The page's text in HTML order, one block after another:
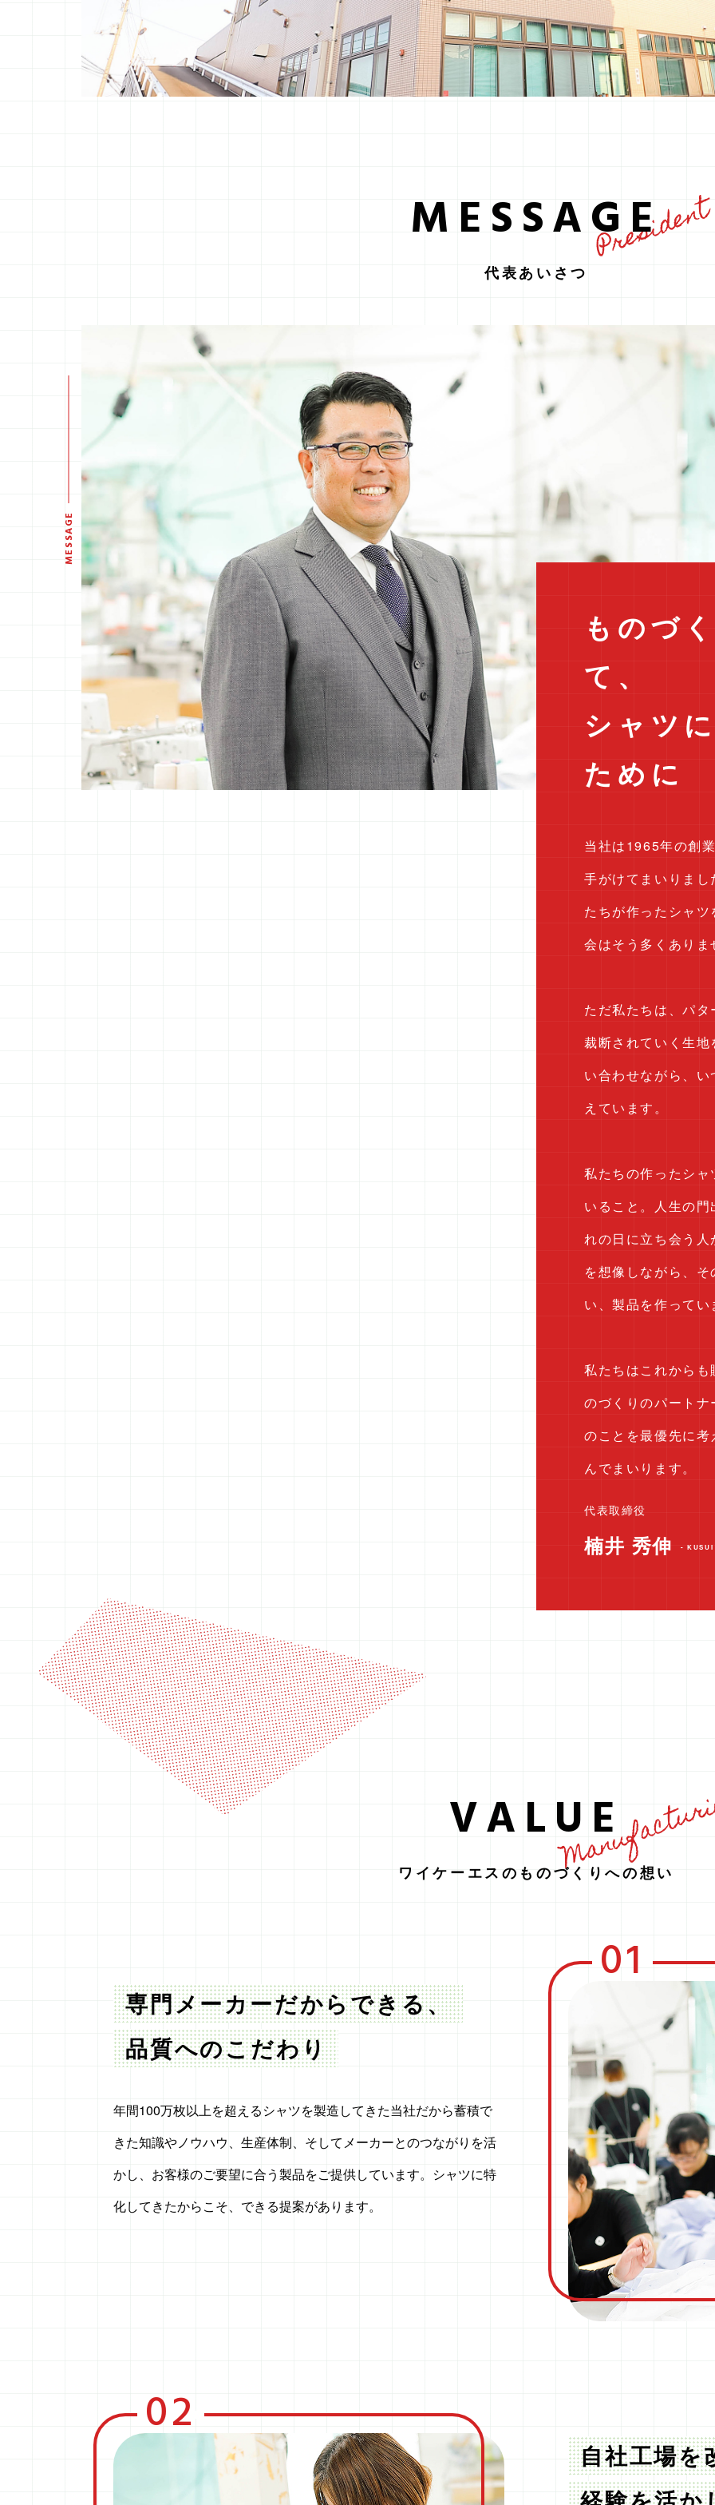
MESSAGE
MESSAGE
代表あいさつ
ものづ
て、
シャツ
ために
当社は1965年の創
手がけてまいりま
たちが作ったシャ
会はそう多くありま
ただ私たちは、パ
裁断されていく生
い合わせながら、
えています。
私たちの作ったシ
いること。人生の
れの日に立ち会う
を想像しながら、
い、製品を作ってい
私たちはこれから
のづくりのパート
のことを最優先に
んでまいります。
代表取締役
楠井 秀伸 - KUSUI
VALUE
ワイケーエスのものづくりへの想い
専門メーカーだからできる、
品質へのこだわり
年間100万枚以上を超えるシャツを製造してきた当社だから蓄積で
きた知識やノウハウ、生産体制、そしてメーカーとのつながりを活
かし、お客様のご要望に合う製品をご提供しています。シャツに特
化してきたからこそ、できる提案があります。
01
自社工場を
02